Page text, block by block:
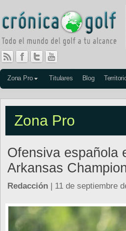
Zona Pro Titulares Blog
Zona Pro
Ofensiva española
Arkansas
Redacción | 11 de septiembre